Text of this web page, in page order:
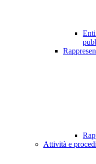
Attività e